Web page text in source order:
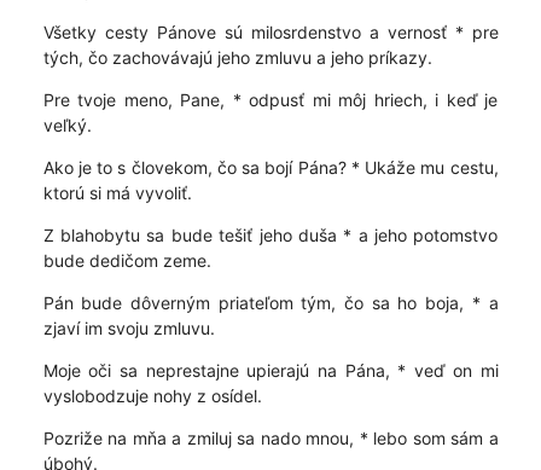
Všetky cesty Pánove sú milosrdenstvo a vernosť * pre
tých, čo zachovávajú jeho zmluvu a jeho príkazy.
Pre tvoje meno, Pane, * odpusť mi môj hriech, i keď je
veľký.
Ako je to s človekom, čo sa bojí Pána? * Ukáže mu cestu,
ktorú si má vyvoliť.
Z blahobytu sa bude tešiť jeho duša * a jeho potomstvo
bude dedičom zeme.
Pán bude dôverným priateľom tým, čo sa ho boja, * a
zjaví im svoju zmluvu.
Moje oči sa neprestajne upierajú na Pána, * veď on mi
vyslobodzuje nohy z osídel.
Pozriže na mňa a zmiluj sa nado mnou, * lebo som sám a
úbohý.